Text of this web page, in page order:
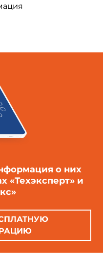
о них
«Техэксперт» и